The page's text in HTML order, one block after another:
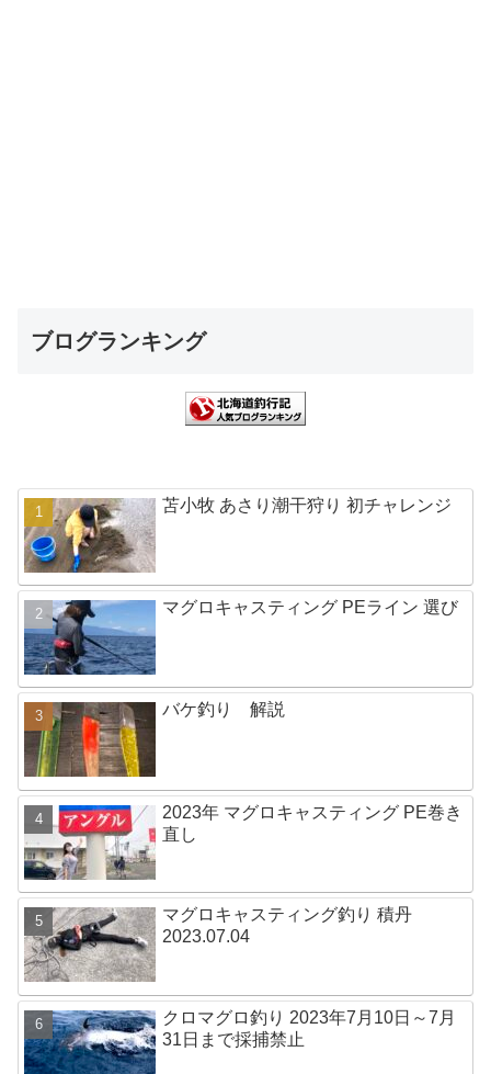
ブログランキング
苫小牧 あさり潮干狩り 初チャレンジ
マグロキャスティング PEライン 選び
バケ釣り 解説
2023年 マグロキャスティング PE巻き
直し
マグロキャスティング釣り 積丹
2023.07.04
クロマグロ釣り 2023年7月10日～7月
31日まで採捕禁止